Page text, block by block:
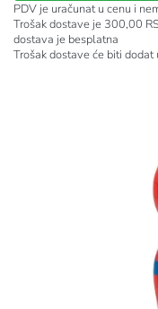
PDV je uračunat u cenu i
Trošak dostave je 300,00
dostava je besplatna
Trošak dostave će biti dodat